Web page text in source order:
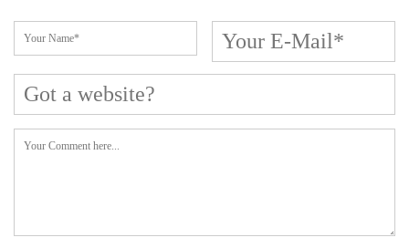
Cerca L’articolo